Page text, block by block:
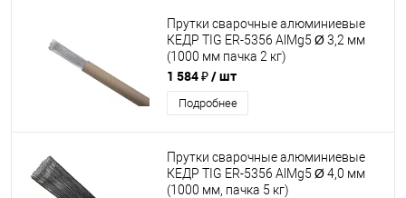
Прутки сварочные алюминиевые
КЕДР TIG ER-5356 AlMg5 Ø 3,2 мм
(1000 мм пачка 2 кг)
1 584 ₽/ шт
Подробнее
Прутки сварочные алюминиевые
КЕДР TIG ER-5356 AlMg5 Ø 4,0 мм
(1000 мм, пачка 5 кг)